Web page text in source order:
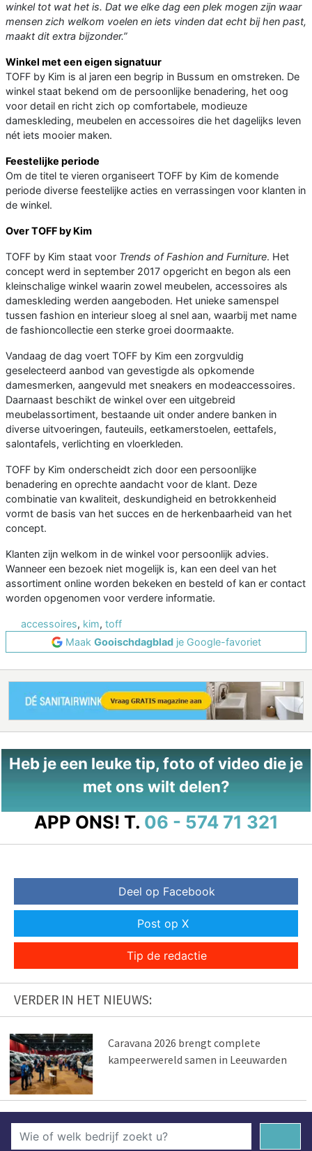
winkel tot wat het is. Dat we elke dag een plek mogen zijn waar
mensen zich welkom voelen en iets vinden dat echt bij hen past,
maakt dit extra bijzonder.”
Winkel met een eigen signatuur
TOFF by Kim is al jaren een begrip in Bussum en omstreken. De
winkel staat bekend om de persoonlijke benadering, het oog
voor detail en richt zich op comfortabele, modieuze
dameskleding, meubelen en accessoires die het dagelijks leven
nét iets mooier maken.
Feestelijke periode
Om de titel te vieren organiseert TOFF by Kim de komende
periode diverse feestelijke acties en verrassingen voor klanten in
de winkel.
Over TOFF by Kim
TOFF by Kim staat voor Trends of Fashion and Furniture. Het
concept werd in september 2017 opgericht en begon als een
kleinschalige winkel waarin zowel meubelen, accessoires als
dameskleding werden aangeboden. Het unieke samenspel
tussen fashion en interieur sloeg al snel aan, waarbij met name
de fashioncollectie een sterke groei doormaakte.
Vandaag de dag voert TOFF by Kim een zorgvuldig
geselecteerd aanbod van gevestigde als opkomende
damesmerken, aangevuld met sneakers en modeaccessoires.
Daarnaast beschikt de winkel over een uitgebreid
meubelassortiment, bestaande uit onder andere banken in
diverse uitvoeringen, fauteuils, eetkamerstoelen, eettafels,
salontafels, verlichting en vloerkleden.
TOFF by Kim onderscheidt zich door een persoonlijke
benadering en oprechte aandacht voor de klant. Deze
combinatie van kwaliteit, deskundigheid en betrokkenheid
vormt de basis van het succes en de herkenbaarheid van het
concept.
Klanten zijn welkom in de winkel voor persoonlijk advies.
Wanneer een bezoek niet mogelijk is, kan een deel van het
assortiment online worden bekeken en besteld of kan er contact
worden opgenomen voor verdere informatie.
accessoires, kim, toff
Maak Gooischdagbladje Google-favoriet
Heb je een leuke tip, foto of video die je
met ons wilt delen?
APP ONS! T. 06 - 574 71 321
Deel op Facebook
Post op X
Tip de redactie
VERDER IN HET NIEUWS:
Caravana 2026 brengt complete
kampeerwereld samen in Leeuwarden